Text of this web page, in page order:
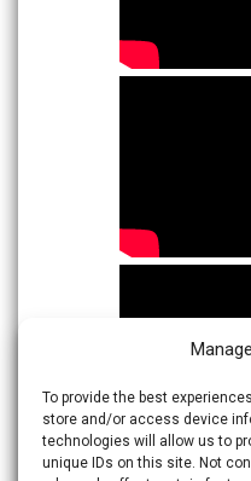
To provide the best
store and/or access device
technologies will allow us to
unique IDs on this site. Not